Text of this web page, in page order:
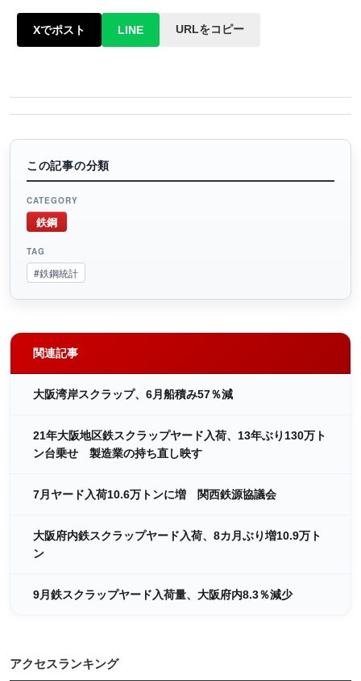
Xでポスト LINE URLをコピー
この記事の分類
CATEGORY
鉄鋼
TAG
#鉄鋼統計
関連記事
大阪湾岸スクラップ、6月船積み57％減
21年大阪地区鉄スクラップヤード入荷、13年ぶり130万ト
ン台乗せ 製造業の持ち直し映す
7月ヤード入荷10.6万トンに増 関西鉄源協議会
大阪府内鉄スクラップヤード入荷、8カ月ぶり増10.9万ト
ン
9月鉄スクラップヤード入荷量、大阪府内8.3％減少
アクセスランキング